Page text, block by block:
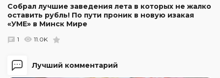
Лучший комментарий
Собрал лучшие заведения лета в которых не жалко
оставить рубль! По пути проник в новую изакая
«УМЕ» в Минск Мире
1 11.0K